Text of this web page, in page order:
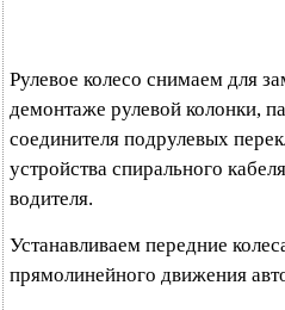
Рулевое колесо снимаем для
демонтаже рулевой колонки,
соединителя подрулевых
устройства спирального
водителя.
Устанавливаем передние
прямолинейного движения